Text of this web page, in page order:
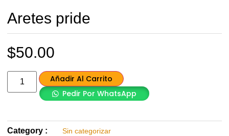
Aretes pride
$50.00
Añadir Al Carrito
Pedir Por WhatsApp
Category : Sin categorizar